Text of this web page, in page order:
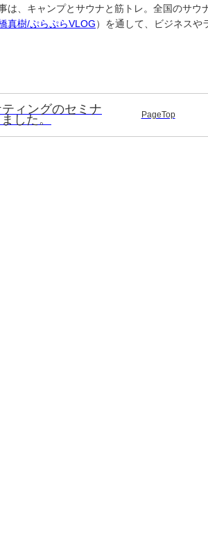
は、キャンプとサウナと筋トレ。全国のサウ
真樹/ぷらぷらVLOG）を通して、ビジネスや
ィングのセミナ
した。 PageTop